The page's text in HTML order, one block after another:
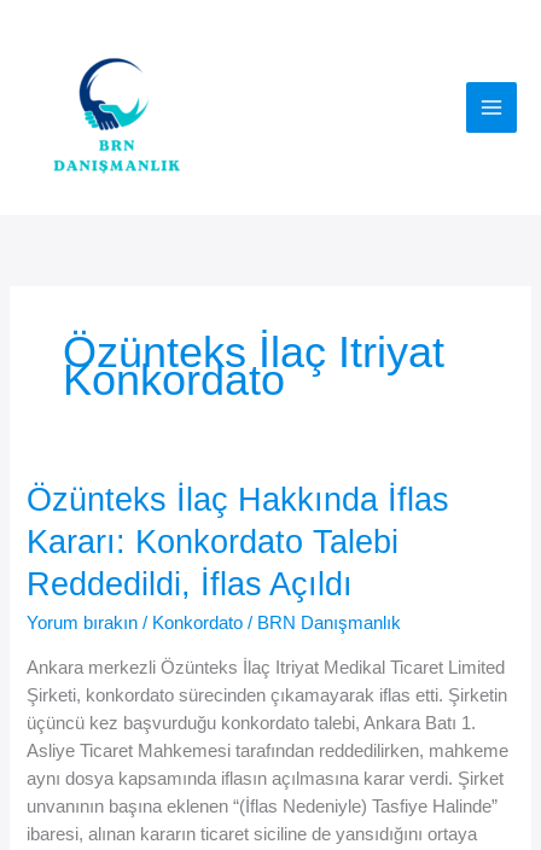
Özünteks İlaç Itriyat
Konkordato
Özünteks İlaç Hakkında İflas
Kararı: Konkordato Talebi
Reddedildi, İflas Açıldı
Yorum bırakın / Konkordato / BRN Danışmanlık
Ankara merkezli Özünteks İlaç Itriyat Medikal Ticaret Limited
Şirketi, konkordato sürecinden çıkamayarak iflas etti. Şirketin
üçüncü kez başvurduğu konkordato talebi, Ankara Batı 1.
Asliye Ticaret Mahkemesi tarafından reddedilirken, mahkeme
aynı dosya kapsamında iflasın açılmasına karar verdi. Şirket
unvanının başına eklenen “(İflas Nedeniyle) Tasfiye Halinde”
ibaresi, alınan kararın ticaret siciline de yansıdığını ortaya